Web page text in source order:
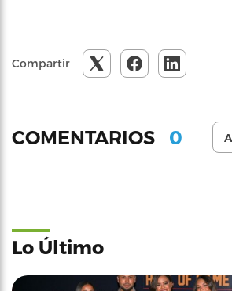
Compartir
COMENTARIOS 0
Lo Último